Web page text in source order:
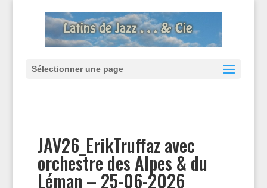
Sélectionner une page
JAV26_ErikTruffaz avec
orchestre des Alpes & du
Léman – 25-06-2026